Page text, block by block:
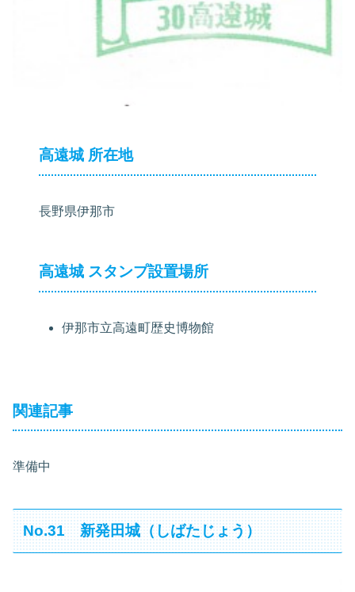
高遠城 所在地
長野県伊那市
高遠城 スタンプ設置場所
伊那市立高遠町歴史博物館
関連記事
準備中
No.31 新発田城（しばたじょう）